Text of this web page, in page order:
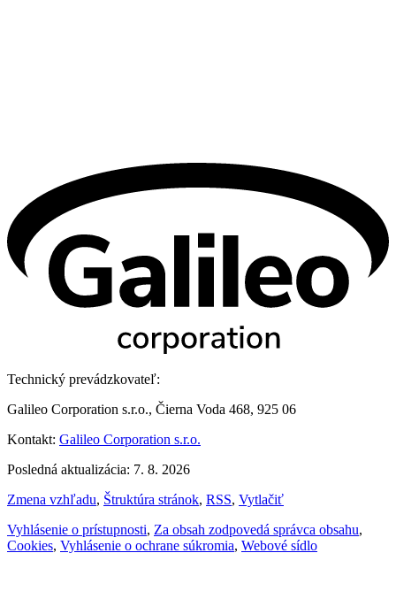
Technický prevádzkovateľ:
Galileo Corporation s.r.o., Čierna Voda 468, 925 06
Kontakt: Galileo Corporation s.r.o.
Posledná aktualizácia: 7. 8. 2026
Zmena vzhľadu, Štruktúra stránok, RSS, Vytlačiť
Vyhlásenie o prístupnosti, Za obsah zodpovedá správca obsahu,
Cookies, Vyhlásenie o ochrane súkromia, Webové sídlo